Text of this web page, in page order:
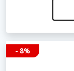
- 8%